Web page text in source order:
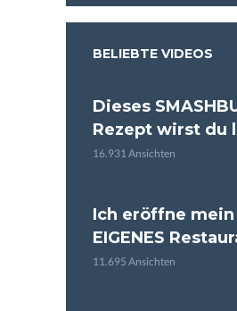
BELIEBTE VIDEOS
Dieses
Rezept wirst du
16.931 Ansichten
Ich eröffne mein
EIGENES
11.695 Ansichten